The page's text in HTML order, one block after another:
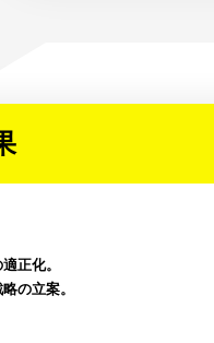
正化。
の立案。